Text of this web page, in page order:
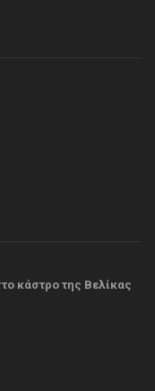
κάστρο της Βελίκας